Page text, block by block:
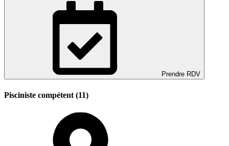
Prendre RDV
Pisciniste compétent (11)